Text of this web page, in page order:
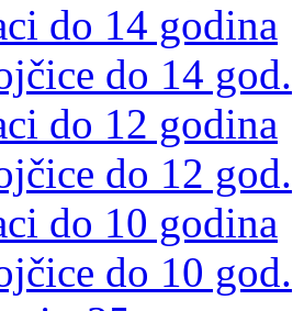
do 14 godina
do 14 god.
do 12 godina
do 12 god.
do 10 godina
do 10 god.